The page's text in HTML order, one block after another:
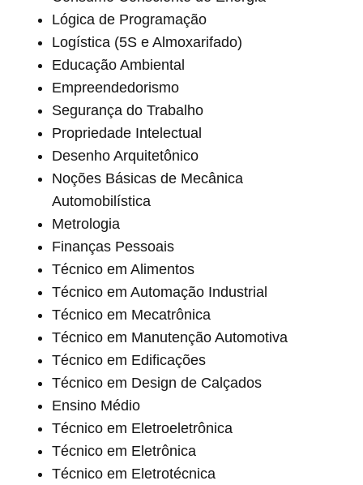
Lógica de Programação
Logística (5S e Almoxarifado)
Educação Ambiental
Empreendedorismo
Segurança do Trabalho
Propriedade Intelectual
Desenho Arquitetônico
Noções Básicas de Mecânica
Automobilística
Metrologia
Finanças Pessoais
Técnico em Alimentos
Técnico em Automação Industrial
Técnico em Mecatrônica
Técnico em Manutenção Automotiva
Técnico em Edificações
Técnico em Design de Calçados
Ensino Médio
Técnico em Eletroeletrônica
Técnico em Eletrônica
Técnico em Eletrotécnica